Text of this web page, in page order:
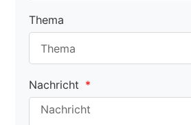
Thema
Nachricht